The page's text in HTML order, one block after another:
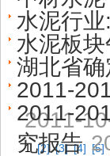
水泥行
水泥板
湖北省确
2011-
2011-
2011-
究报告
1 [2] [3] [4] [5]